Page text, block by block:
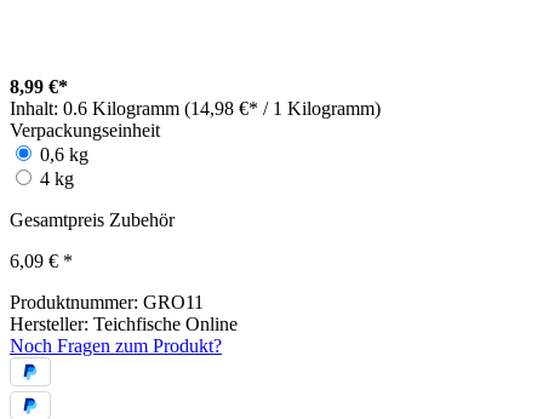
8,99 €*
Inhalt: 0.6 Kilogramm (14,98 €* / 1 Kilogramm)
Verpackungseinheit
0,6 kg
4 kg
Gesamtpreis Zubehör
6,09 € *
Produktnummer: GRO11
Hersteller: Teichfische Online
Noch Fragen zum Produkt?